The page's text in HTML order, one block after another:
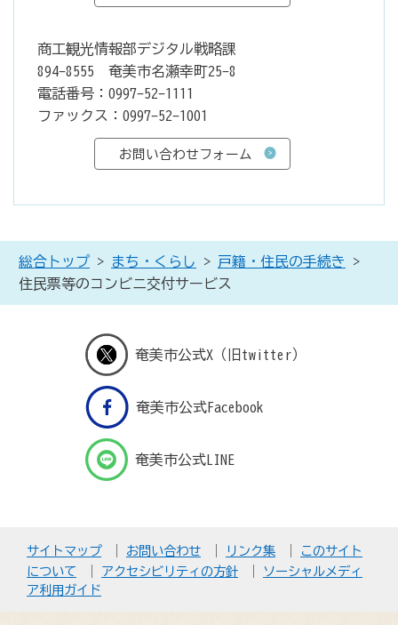
商工観光情報部デジタル戦略課
894-8555 奄美市名瀬幸町25-8
電話番号：0997-52-1111
ファックス：0997-52-1001
総合トップ > まち・くらし > 戸籍・住民の手続き
>
住民票等のコンビニ交付サービス
奄美市公式X（旧twitter）
奄美市公式Facebook
奄美市公式LINE
サイトマップ お問い合わせ リンク集
このサイト
について
アクセシビリティの方針
ソーシャルメディ
ア利用ガイド